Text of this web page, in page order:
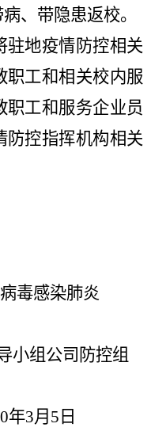
、带隐患返校。
驻地疫情防控相关
职工和相关校内服
职工和服务企业员
防控指挥机构相关
毒感染肺炎
小组公司防控组
年3月 5 日